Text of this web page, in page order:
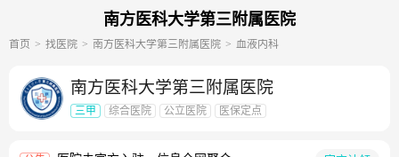
南方医科大学第三附属医院
首页 找医院 南方医科大学第三附属医院 血液内科
南方医科大学第三附属医院
三甲 综合医院 公立医院 医保定点